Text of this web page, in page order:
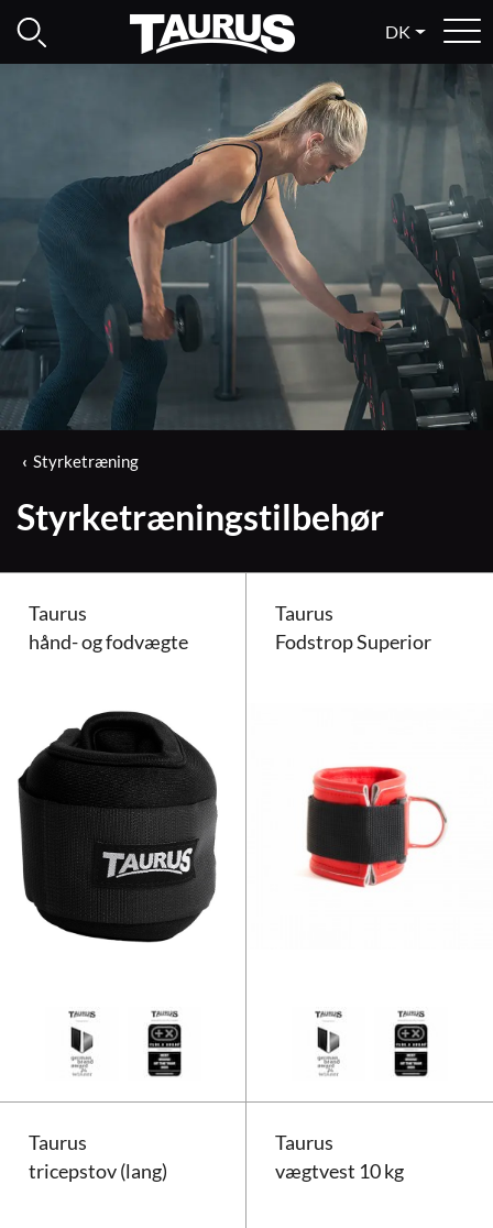
DK
Styrketræning
Styrketræningstilbehør
Taurus
hånd- og fodvægte
Taurus
Fodstrop Superior
Taurus
tricepstov (lang)
Taurus
vægtvest 10 kg